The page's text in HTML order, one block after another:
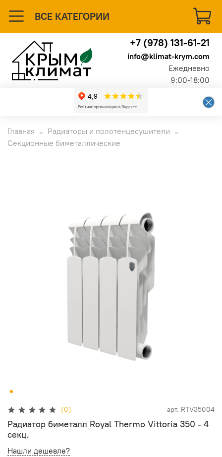
ВСЕ КАТЕГОРИИ
+7 (978) 131-61-21
info@klimat-krym.com
Ежедневно
9:00-18:00
Главная
Радиаторы и полотенцесушители
Секционные биметаллические
(0) арт. RTV35004
Радиатор биметалл Royal Thermo Vittoria 350 - 4
секц.
Нашли дешевле?